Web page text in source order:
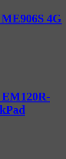
4G